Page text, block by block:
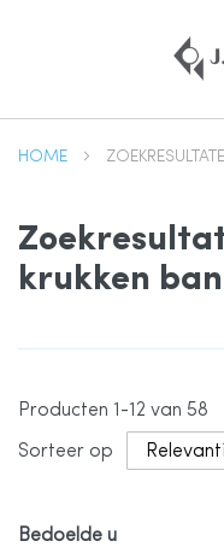
HOME
krukken
Producten 1 -12 van 58
Sorteer op
Bedoelde u